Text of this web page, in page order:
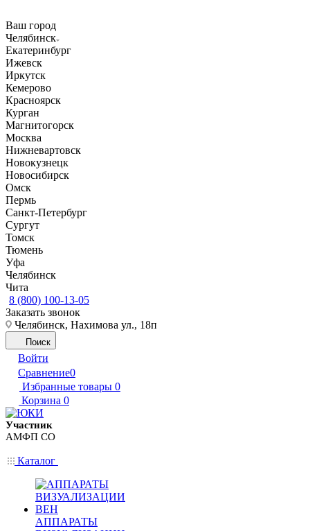
Ваш город
Челябинск
Екатеринбург
Ижевск
Иркутск
Кемерово
Красноярск
Курган
Магнитогорск
Москва
Нижневартовск
Новокузнецк
Новосибирск
Омск
Пермь
Санкт-Петербург
Сургут
Томск
Тюмень
Уфа
Челябинск
Чита
8 (800) 100-13-05
Заказать звонок
Челябинск, Нахимова ул., 18п
Поиск
Войти
Сравнение0
Избранные товары 0
Корзина 0
Участник
АМФП СО
Каталог
АППАРАТЫ